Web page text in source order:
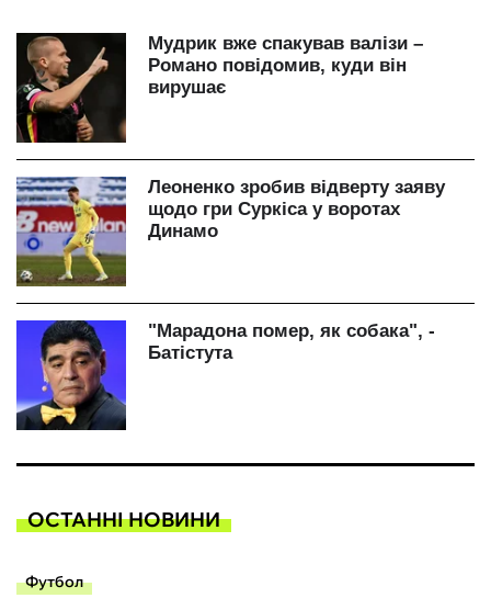
ОСТАННІ НОВИНИ
Футбол